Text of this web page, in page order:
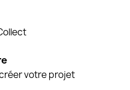
votre projet